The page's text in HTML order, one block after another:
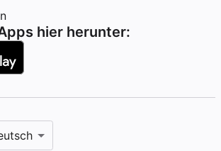
hier herunter: